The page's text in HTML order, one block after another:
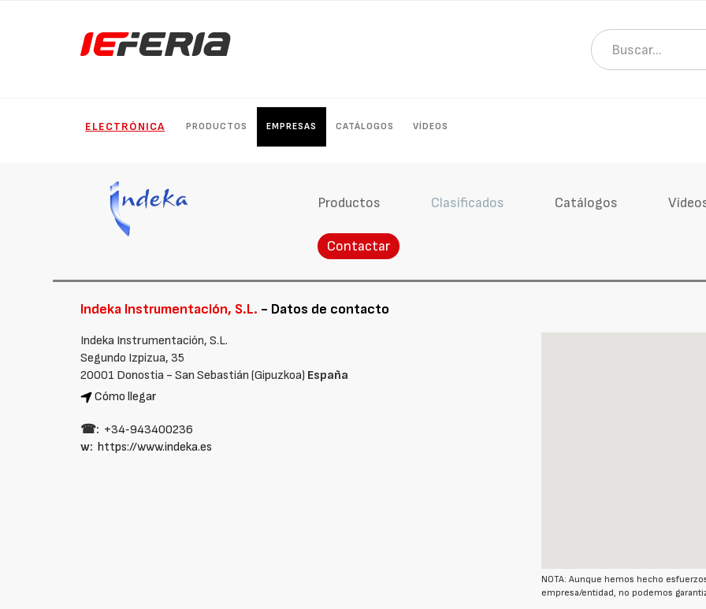
ELECTRÓNICA PRODUCTOS EMPRESAS CATÁLOGOS VÍDEOS
Productos Clasificados Catálogos
Contactar
Indeka Instrumentación, S.L. - Datos de contacto
Indeka Instrumentación, S.L.
Segundo Izpizua, 35
20001 Donostia - San Sebastián (Gipuzkoa) España
Cómo llegar
☎: +34‑943400236
w:https://www.indeka.es
NOTA: Aunque hemos hecho
empresa/entidad, no podemos